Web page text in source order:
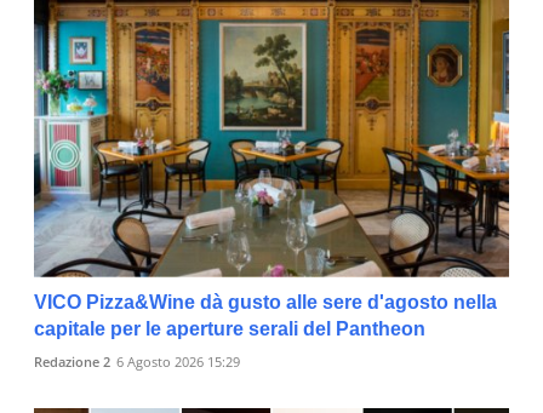
VICO Pizza&Wine dà gusto alle sere d'agosto nella
capitale per le aperture serali del Pantheon
Redazione 2 6 Agosto 2026 15:29